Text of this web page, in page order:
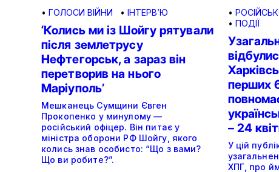
• ГОЛОСИ ВІЙНИ • ІНТЕРВ’Ю
‘Колись ми із Шойгу рятували
після землетрусу
Нефтегорськ, а зараз він
перетворив на нього
Маріуполь’
Мешканець Сумщини Євген
Прокопенко у минулому —
російський офіцер. Він питає у
міністра оборони РФ Шойгу, якого
колись знав особисто: “Що з вами?
Що ви робите?”.
•
• ПОДІЇ
перших
– 24
У цій
ХПГ, про